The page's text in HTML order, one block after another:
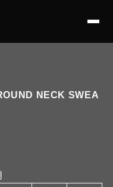
NECK SWEA